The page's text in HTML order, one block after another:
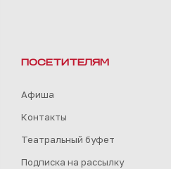
ПОСЕТИТЕЛЯМ
Афиша
Контакты
Театральный буфет
Подписка на рассылку